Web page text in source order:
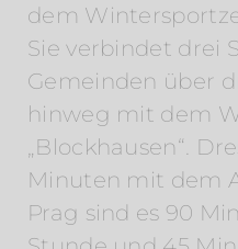
dem
Sie verbindet drei
Gemeinden über
hinweg mit dem
„Blockhausen“.
Minuten mit dem
Prag sind es 90